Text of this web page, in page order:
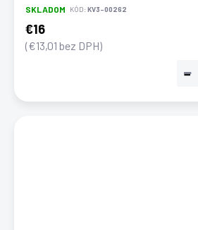
SKLADOM KÓD: KV3-00262
€16
(€13,01 bez DPH)
−